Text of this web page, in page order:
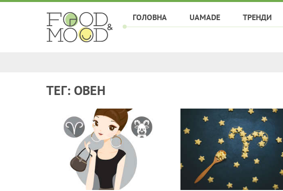
ГОЛОВНА UAMADE ТРЕНДИ
ТЕГ: ОВЕН